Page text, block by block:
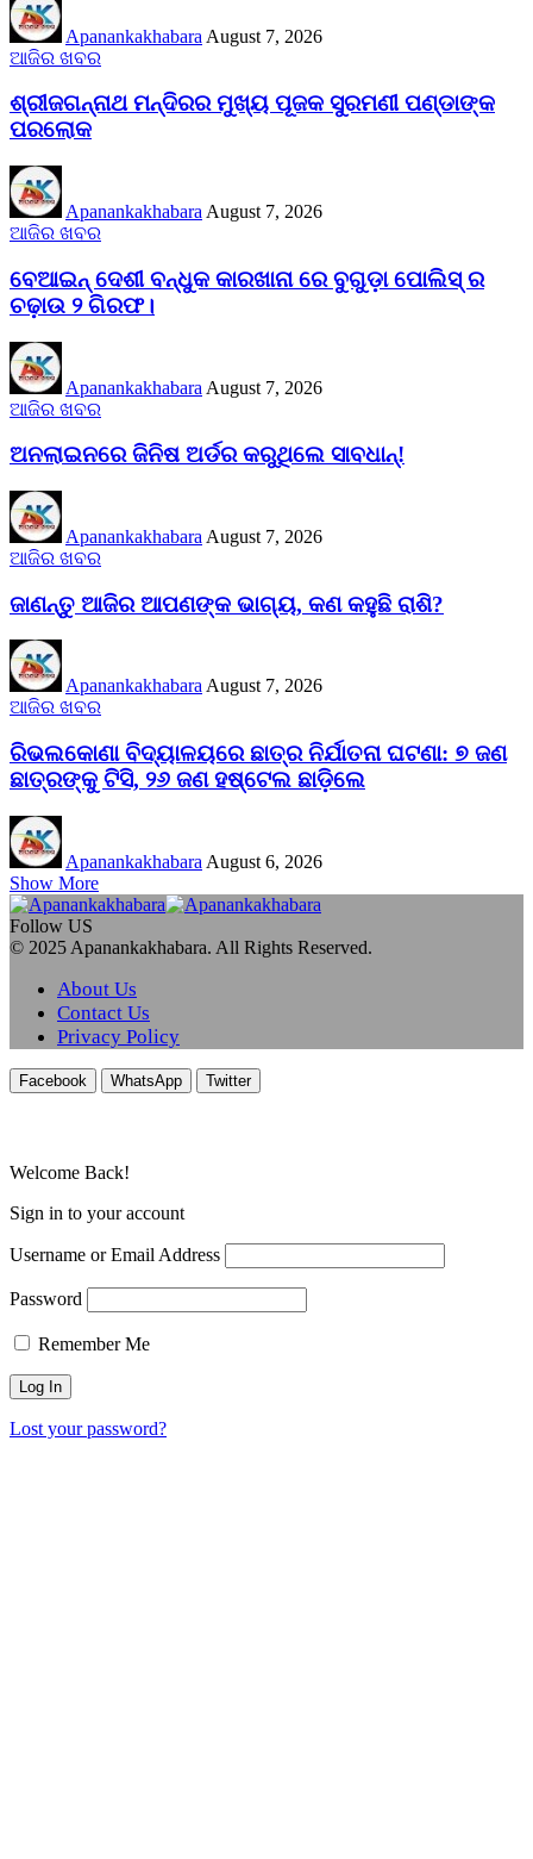
Apanankakhabara August 7, 2026
ଆଜିର ଖବର
ଶ୍ରୀଜଗନ୍ନାଥ ମନ୍ଦିରର ମୁଖ୍ୟ ପୂଜକ ସୁରମଣୀ ପଣ୍ଡାଙ୍କ
ପରଲୋକ
Apanankakhabara August 7, 2026
ଆଜିର ଖବର
ବେଆଇନ୍ ଦେଶୀ ବନ୍ଧୁକ କାରଖାନା ରେ ବୁଗୁଡ଼ା ପୋଲିସ୍ ର
ଚଢ଼ାଉ ୨ ଗିରଫ।
Apanankakhabara August 7, 2026
ଆଜିର ଖବର
​ଅନଲାଇନରେ ଜିନିଷ ଅର୍ଡର କରୁଥିଲେ ସାବଧାନ୍!
Apanankakhabara August 7, 2026
ଆଜିର ଖବର
ଜାଣନ୍ତୁ ଆଜିର ଆପଣଙ୍କ ଭାଗ୍ୟ, କଣ କହୁଛି ରାଶି?
ApanankakhabaraAugust 7, 2026
ଆଜିର ଖବର
ରିଭଲକୋଣା ବିଦ୍ୟାଳୟରେ ଛାତ୍ର ନିର୍ଯାତନା ଘଟଣା: ୭ ଜଣ
ଛାତ୍ରଙ୍କୁ ଟିସି, ୨୬ ଜଣ ହଷ୍ଟେଲ ଛାଡ଼ିଲେ
Apanankakhabara August 6, 2026
Show More
Follow US
© 2025 Apanankakhabara. All Rights Reserved.
About Us
Contact Us
Privacy Policy
Facebook WhatsApp Twitter
Welcome Back!
Sign in to your account
Username or Email Address
Password
Remember Me
Lost your password?